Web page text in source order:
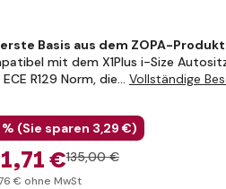
Basis aus dem ZOPA-
mit dem X1Plus i-Size
ECE R129 Norm, die… Vollständige
(Sie sparen 3,29 €)
,71 €135,00 €
€ ohne MwSt